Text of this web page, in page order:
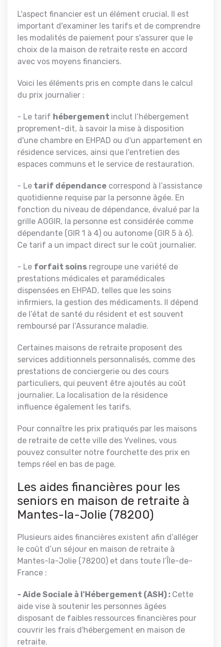
L'aspect financier est un élément crucial. Il est
important d'examiner les tarifs et de comprendre
les modalités de paiement pour s'assurer que le
choix de la maison de retraite reste en accord
avec vos moyens financiers.
Voici les éléments pris en compte dans le calcul
du prix journalier :
- Le tarif hébergement inclut l’hébergement
proprement-dit, à savoir la mise à disposition
d'une chambre en EHPAD ou d'un appartement en
résidence services, ainsi que l'entretien des
espaces communs et le service de restauration.
- Le tarif dépendance correspond à l’assistance
quotidienne requise par la personne âgée. En
fonction du niveau de dépendance, évalué par la
grille AGGIR, la personne est considérée comme
dépendante (GIR 1 à 4) ou autonome (GIR 5 à 6).
Ce tarif a un impact direct sur le coût journalier.
- Le forfait soins regroupe une variété de
prestations médicales et paramédicales
dispensées en EHPAD, telles que les soins
infirmiers, la gestion des médicaments. Il dépend
de l’état de santé du résident et est souvent
remboursé par l’Assurance maladie.
Certaines maisons de retraite proposent des
services additionnels personnalisés, comme des
prestations de conciergerie ou des cours
particuliers, qui peuvent être ajoutés au coût
journalier. La localisation de la résidence
influence également les tarifs.
Pour connaître les prix pratiqués par les maisons
de retraite de cette ville des Yvelines, vous
pouvez consulter notre fourchette des prix en
temps réel en bas de page.
Les aides financières pour les
seniors en maison de retraite à
Mantes-la-Jolie (78200)
Plusieurs aides financières existent afin d’alléger
le coût d’un séjour en maison de retraite à
Mantes-la-Jolie (78200) et dans toute l’Île-de-
France :
- Aide Sociale à l'Hébergement (ASH) : Cette
aide vise à soutenir les personnes âgées
disposant de faibles ressources financières pour
couvrir les frais d'hébergement en maison de
retraite.